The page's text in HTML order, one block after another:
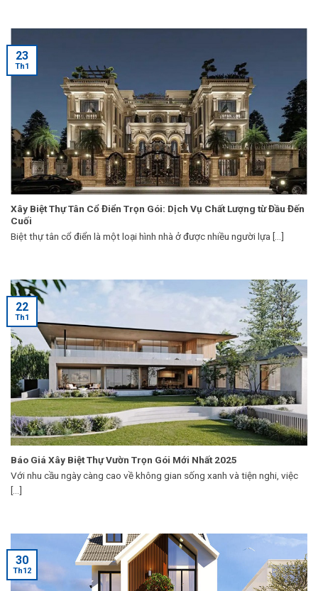
Xây Biệt Thự Tân Cổ Điển Trọn Gói: Dịch Vụ Chất Lượng từ Đầu Đến
Cuối
Biệt thự tân cổ điển là một loại hình nhà ở được nhiều người lựa [...]
23
Th1
Báo Giá Xây Biệt Thự Vườn Trọn Gói Mới Nhất 2025
Với nhu cầu ngày càng cao về không gian sống xanh và tiện nghi, việc
[...]
22
Th1
30
Th12